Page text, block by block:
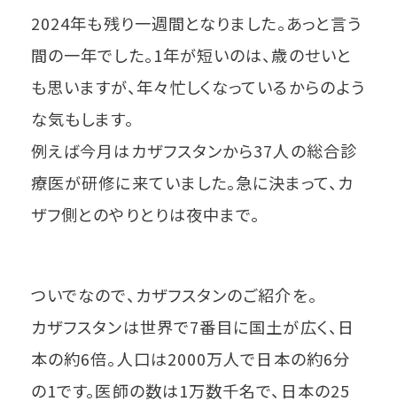
2024年も残り一週間となりました。あっと言う
間の一年でした。1年が短いのは、歳のせいと
も思いますが、年々忙しくなっているからのよう
な気もします。
例えば今月はカザフスタンから37人の総合診
療医が研修に来ていました。急に決まって、カ
ザフ側とのやりとりは夜中まで。
ついでなので、カザフスタンのご紹介を。
カザフスタンは世界で7番目に国土が広く、日
本の約6倍。人口は2000万人で日本の約6分
の1です。医師の数は1万数千名で、日本の25